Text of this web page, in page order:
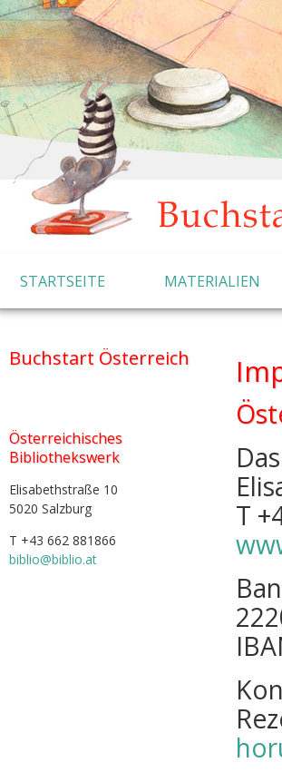
STARTSEITE MATERIALIEN
Buchstart Österreich
Österreichisches
Bibliothekswerk
Elisabethstraße 10
5020 Salzburg
T +43 662 881866
biblio@biblio.at
T